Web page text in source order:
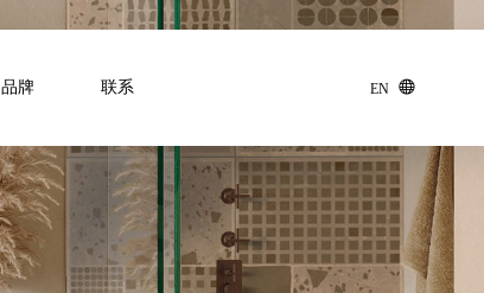
EN
品牌 联系